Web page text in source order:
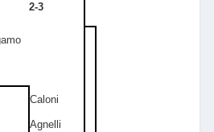
2-3
Caloni
Agnelli